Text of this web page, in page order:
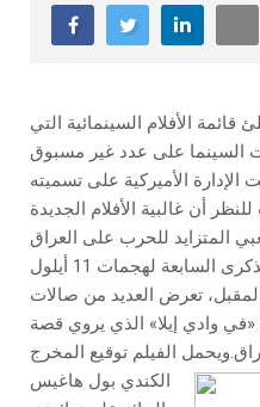
الأفلام السينمائية التي
السينما على عدد غير مسبوق
الأميركية على تسميته
أن غالبية الأفلام الجديدة
المتزايد للحرب على العراق
وأفغانستان.فمع حلول الذكرى السابعة لهجمات 11 أيلول
تعرض العديد من صالات
«في وادي إيلا» الذي يروي قصة
ويحمل الفيلم توقيع المخرج
الكندي بول هاغيس